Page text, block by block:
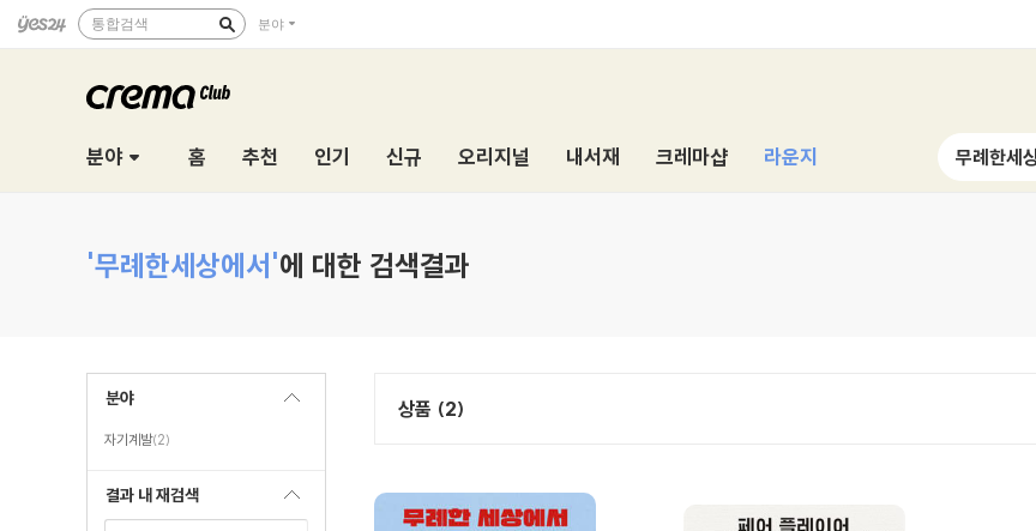
통합검색 분야
분야 홈 추천 인기 신규 오리지널 내서재 크레마샵 라운지
'무례한세상에서'에 대한 검색결과
분야
자기계발(2)
결과 내 재검색
상품 (2)